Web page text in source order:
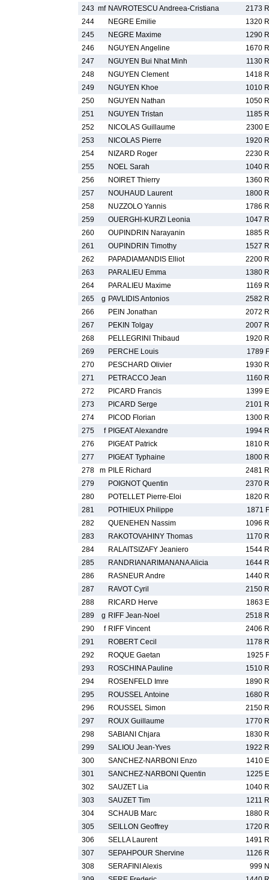
243 mf NAVROTESCU Andreea-Cristiana
2173 R
244
NEGRE Emilie
1320 R
245
NEGRE Maxime
1290 R
246
NGUYEN Angeline
1670 R
247
NGUYEN Bui Nhat Minh
1130 R
248
NGUYEN Clement
1418 R
249
NGUYEN Khoe
1010 R
250
NGUYEN Nathan
1050 R
251
NGUYEN Tristan
1185 R
252
NICOLAS Guillaume
2300 E
253
NICOLAS Pierre
1920 R
254
NIZARD Roger
2230 R
255
NOEL Sarah
1040 R
256
NOIRET Thierry
1360 R
257
NOUHAUD Laurent
1800 R
258
NUZZOLO Yannis
1786 R
259
OUERGHI-KURZI Leonia
1047 R
260
OUPINDRIN Narayanin
1885 R
261
OUPINDRIN Timothy
1527 R
262
PAPADIAMANDIS Elliot
2200 R
263
PARALIEU Emma
1380 R
264
PARALIEU Maxime
1169 R
265
g PAVLIDIS Antonios
2582 R
266
PEIN Jonathan
2072 R
267
PEKIN Tolgay
2007 R
268
PELLEGRINI Thibaud
1920 R
269
PERCHE Louis
1789 F
270
PESCHARD Olivier
1930 R
271
PETRACCO Jean
1160 R
272
PICARD Francis
1399 E
273
PICARD Serge
2101 R
274
PICOD Florian
1300 R
275
f PIGEAT Alexandre
1994 R
276
PIGEAT Patrick
1810 R
277
PIGEAT Typhaine
1800 R
278
m PILE Richard
2481 R
279
POIGNOT Quentin
2370 R
280
POTELLET Pierre-Eloi
1820 R
281
POTHIEUX Philippe
1871 F
282
QUENEHEN Nassim
1096 R
283
RAKOTOVAHINY Thomas
1170 R
284
RALAITSIZAFY Jeaniero
1544 R
285
RANDRIANARIMANANA Alicia
1644 R
286
RASNEUR Andre
1440 R
287
RAVOT Cyril
2150 R
288
RICARD Herve
1863 E
289
g RIFF Jean-Noel
2518 R
290
f RIFF Vincent
2406 R
291
ROBERT Cecil
1178 R
292
ROQUE Gaetan
1925 F
293
ROSCHINA Pauline
1510 R
294
ROSENFELD Imre
1890 R
295
ROUSSEL Antoine
1680 R
296
ROUSSEL Simon
2150 R
297
ROUX Guillaume
1770 R
298
SABIANI Chjara
1830 R
299
SALIOU Jean-Yves
1922 R
300
SANCHEZ-NARBONI Enzo
1410 E
301
SANCHEZ-NARBONI Quentin
1225 E
302
SAUZET Lia
1040 R
303
SAUZET Tim
1211 R
304
SCHAUB Marc
1880 R
305
SEILLON Geoffrey
1720 R
306
SELLA Laurent
1491 R
307
SEPAHPOUR Shervine
1126 R
308
SERAFINI Alexis
999 N